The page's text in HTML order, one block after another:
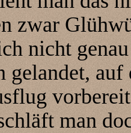
zwar
nicht
gelandet,
man